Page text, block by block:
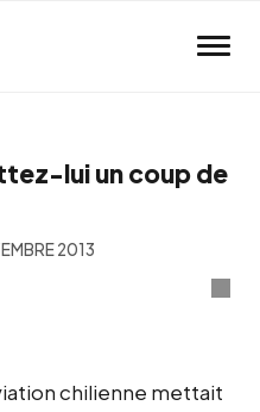
lui un coup de
2013
chilienne mettait